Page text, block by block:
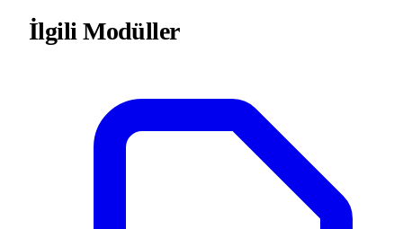
İlgili Modüller